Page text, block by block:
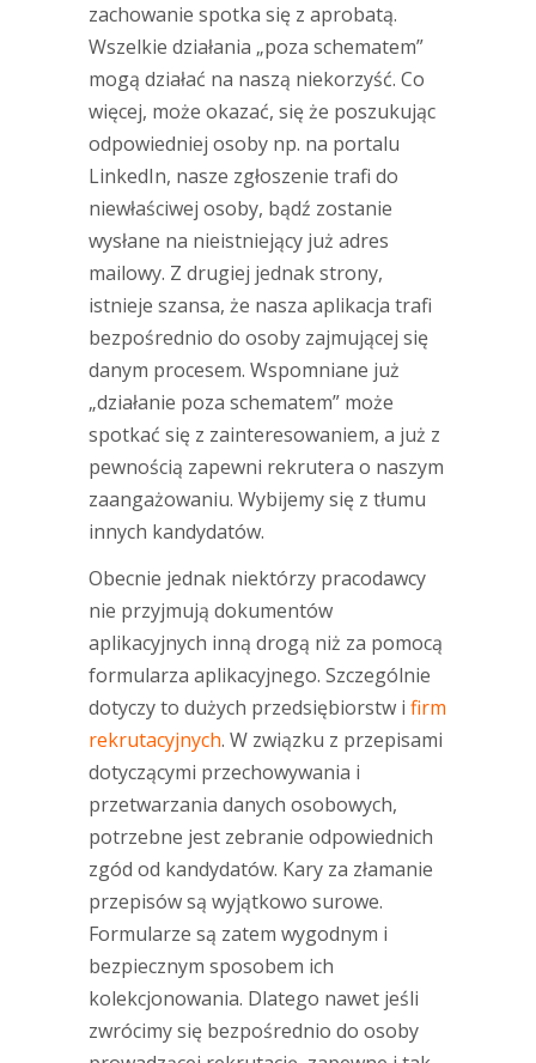
zachowanie spotka się z aprobatą.
Wszelkie działania „poza schematem”
mogą działać na naszą niekorzyść. Co
więcej, może okazać, się że poszukując
odpowiedniej osoby np. na portalu
LinkedIn, nasze zgłoszenie trafi do
niewłaściwej osoby, bądź zostanie
wysłane na nieistniejący już adres
mailowy. Z drugiej jednak strony,
istnieje szansa, że nasza aplikacja trafi
bezpośrednio do osoby zajmującej się
danym procesem. Wspomniane już
„działanie poza schematem” może
spotkać się z zainteresowaniem, a już z
pewnością zapewni rekrutera o naszym
zaangażowaniu. Wybijemy się z tłumu
innych kandydatów.
Obecnie jednak niektórzy pracodawcy
nie przyjmują dokumentów
aplikacyjnych inną drogą niż za pomocą
formularza aplikacyjnego. Szczególnie
dotyczy to dużych przedsiębiorstw i firm
rekrutacyjnych. W związku z przepisami
dotyczącymi przechowywania i
przetwarzania danych osobowych,
potrzebne jest zebranie odpowiednich
zgód od kandydatów. Kary za złamanie
przepisów są wyjątkowo surowe.
Formularze są zatem wygodnym i
bezpiecznym sposobem ich
kolekcjonowania. Dlatego nawet jeśli
zwrócimy się bezpośrednio do osoby